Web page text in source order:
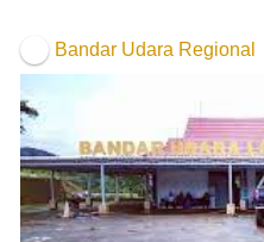
Bandar Udara Regional